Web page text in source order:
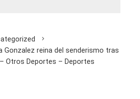
Gonzalez reina del senderismo tras
Otros Deportes – Deportes